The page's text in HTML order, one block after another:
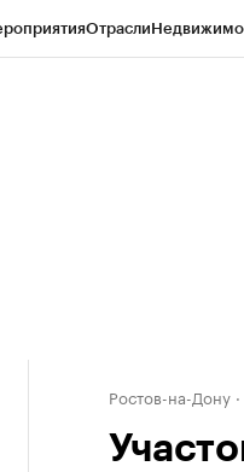
Отрасли
Ростов-на-Дону